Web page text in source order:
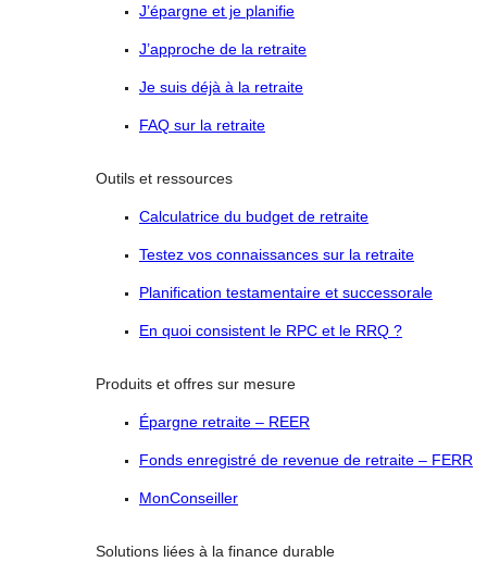
J’épargne et je planifie
J’approche de la retraite
Je suis déjà à la retraite
FAQ sur la retraite
Outils et ressources
Calculatrice du budget de retraite
Testez vos connaissances sur la retraite
Planification testamentaire et successorale
En quoi consistent le RPC et le RRQ ?
Produits et offres sur mesure
Épargne retraite – REER
Fonds enregistré de revenue de retraite – FERR
MonConseiller
Solutions liées à la finance durable